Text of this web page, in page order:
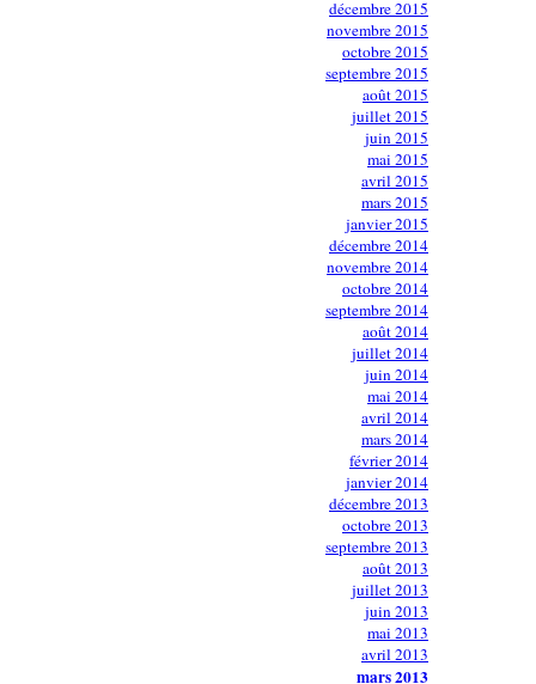
décembre 2015
novembre 2015
octobre 2015
septembre 2015
août 2015
juillet 2015
juin 2015
mai 2015
avril 2015
mars 2015
janvier 2015
décembre 2014
novembre 2014
octobre 2014
septembre 2014
août 2014
juillet 2014
juin 2014
mai 2014
avril 2014
mars 2014
février 2014
janvier 2014
décembre 2013
octobre 2013
septembre 2013
août 2013
juillet 2013
juin 2013
mai 2013
avril 2013
mars 2013